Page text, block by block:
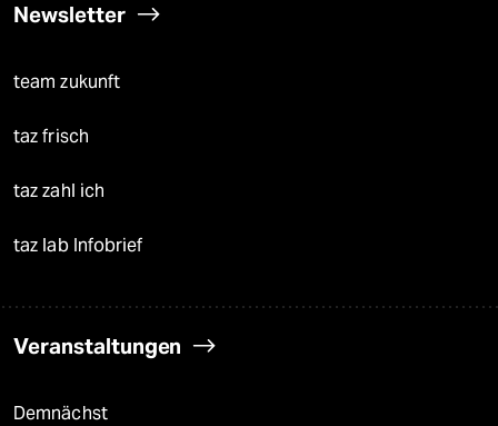
Newsletter
team zukunft
taz frisch
taz zahl ich
taz lab Infobrief
Veranstaltungen
Demnächst